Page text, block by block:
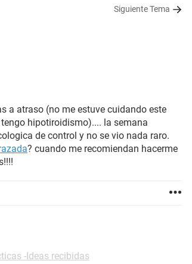
Siguiente Tema
a atraso (no me estuve cuidando este
hipotiroidismo).... la semana
de control y no se vio nada raro.
? cuando me recomiendan hacerme
-Ideas recibidas